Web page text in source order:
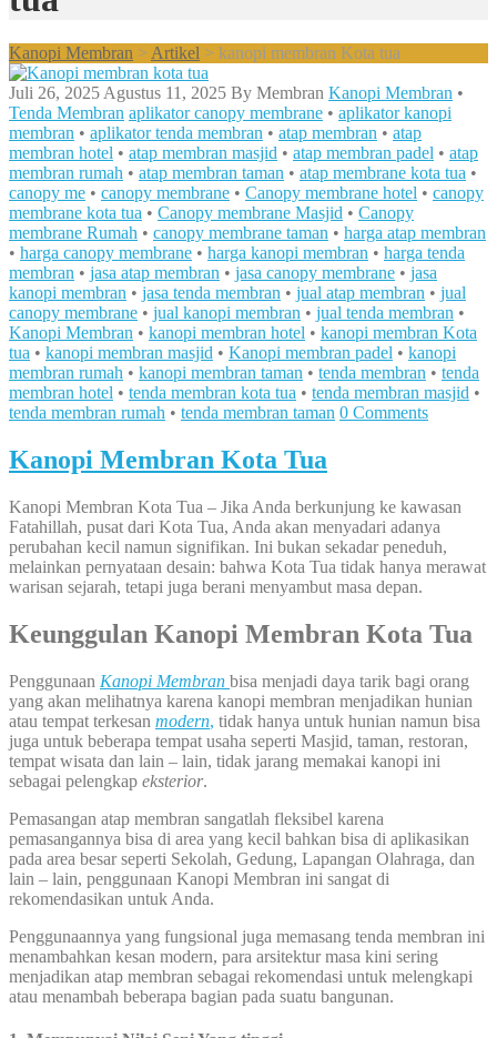
Kanopi Membran > Artikel > kanopi membran Kota tua
Juli 26, 2025 Agustus 11, 2025 By Membran Kanopi Membran •
Tenda Membran aplikator canopy membrane • aplikator kanopi
membran • aplikator tenda membran • atap membran • atap
membran hotel • atap membran masjid • atap membran padel • atap
membran rumah • atap membran taman • atap membrane kota tua •
canopy me • canopy membrane • Canopy membrane hotel • canopy
membrane kota tua • Canopy membrane Masjid • Canopy
membrane Rumah • canopy membrane taman • harga atap membran
• harga canopy membrane • harga kanopi membran • harga tenda
membran • jasa atap membran • jasa canopy membrane • jasa
kanopi membran • jasa tenda membran • jual atap membran • jual
canopy membrane • jual kanopi membran • jual tenda membran •
Kanopi Membran • kanopi membran hotel • kanopi membran Kota
tua • kanopi membran masjid • Kanopi membran padel • kanopi
membran rumah • kanopi membran taman • tenda membran • tenda
membran hotel • tenda membran kota tua • tenda membran masjid •
tenda membran rumah • tenda membran taman 0 Comments
Kanopi Membran Kota Tua
Kanopi Membran Kota Tua – Jika Anda berkunjung ke kawasan
Fatahillah, pusat dari Kota Tua, Anda akan menyadari adanya
perubahan kecil namun signifikan. Ini bukan sekadar peneduh,
melainkan pernyataan desain: bahwa Kota Tua tidak hanya merawat
warisan sejarah, tetapi juga berani menyambut masa depan.
Keunggulan Kanopi Membran Kota Tua
Penggunaan Kanopi Membran bisa menjadi daya tarik bagi orang
yang akan melihatnya karena kanopi membran menjadikan hunian
atau tempat terkesan modern, tidak hanya untuk hunian namun bisa
juga untuk beberapa tempat usaha seperti Masjid, taman, restoran,
tempat wisata dan lain – lain, tidak jarang memakai kanopi ini
sebagai pelengkap eksterior.
Pemasangan atap membran sangatlah fleksibel karena
pemasangannya bisa di area yang kecil bahkan bisa di aplikasikan
pada area besar seperti Sekolah, Gedung, Lapangan Olahraga, dan
lain – lain, penggunaan Kanopi Membran ini sangat di
rekomendasikan untuk Anda.
Penggunaannya yang fungsional juga memasang tenda membran ini
menambahkan kesan modern, para arsitektur masa kini sering
menjadikan atap membran sebagai rekomendasi untuk melengkapi
atau menambah beberapa bagian pada suatu bangunan.